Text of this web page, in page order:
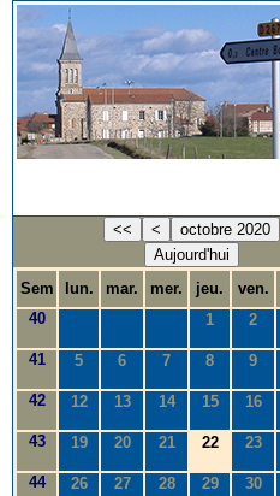
<< <
octobre 2020
Aujourd'hui
Sem
lun. mar. mer. jeu. ven.
40
1 2
41 5 6 7 8 9
42 12 13 14 15 16
43 19 20 21 22 23
44 26 27 28 29 30